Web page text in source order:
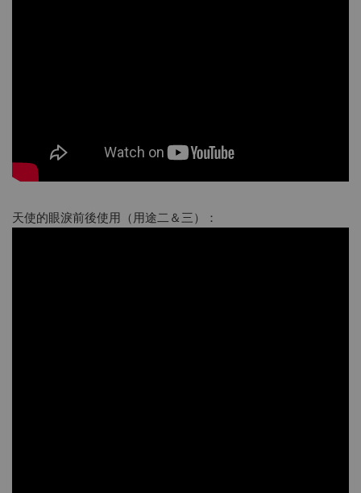
天使的眼淚前後使用（用途二＆三）：